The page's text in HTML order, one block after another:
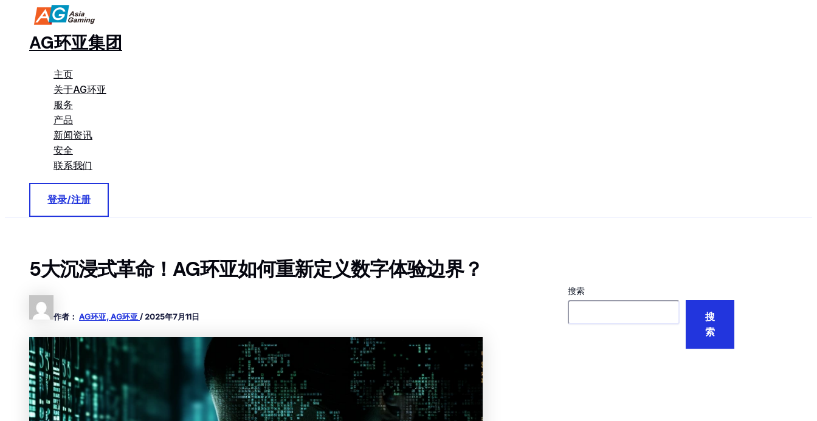
AG环亚集团
主页
关于AG环亚
服务
产品
新闻资讯
安全
联系我们
登录/注册
5大沉浸式革命！AG环亚如何重新定义数字体验边界？
作者： AG环亚, AG环亚 / 2025年7月11日
搜索
搜
索